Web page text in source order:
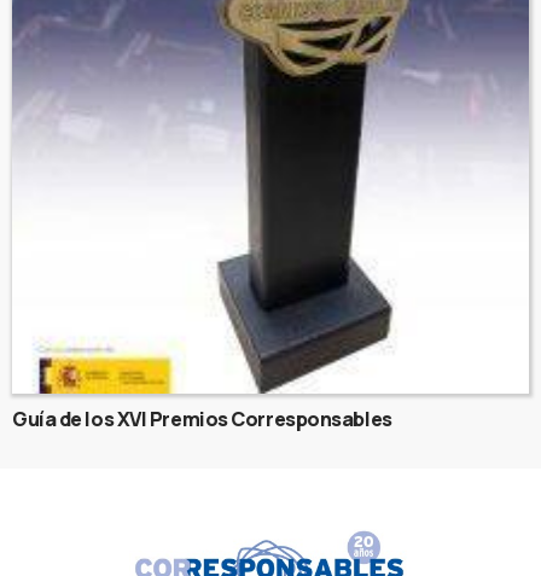
Guía de los XVI Premios Corresponsables